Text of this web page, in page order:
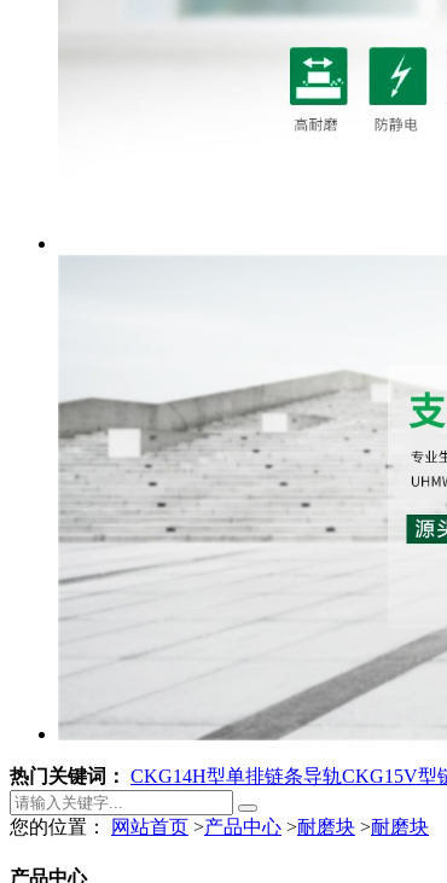
热门关键词： CKG14H型单排链条导轨CKG15V型
您的位置： 网站首页 >产品中心 >耐磨块 >耐磨块
产品中心